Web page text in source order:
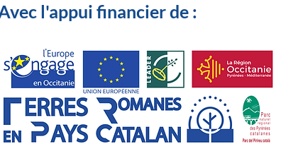
l'appui financier de :